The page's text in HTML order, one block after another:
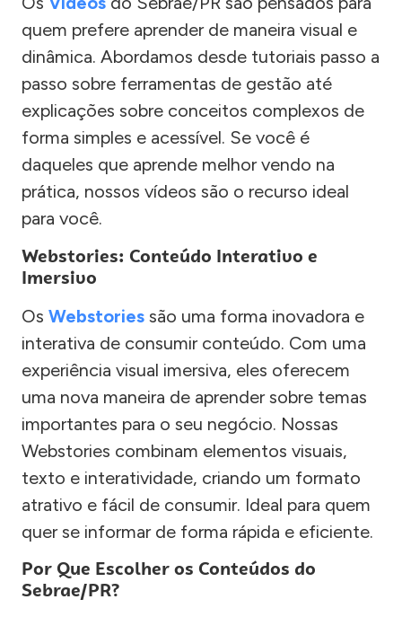
quem prefere aprender de maneira visual e
dinâmica. Abordamos desde tutoriais passo a
passo sobre ferramentas de gestão até
explicações sobre conceitos complexos de
forma simples e acessível. Se você é
daqueles que aprende melhor vendo na
prática, nossos vídeos são o recurso ideal
para você.
Webstories: Conteúdo Interativo e
Imersivo
Os Webstories são uma forma inovadora e
interativa de consumir conteúdo. Com uma
experiência visual imersiva, eles oferecem
uma nova maneira de aprender sobre temas
importantes para o seu negócio. Nossas
Webstories combinam elementos visuais,
texto e interatividade, criando um formato
atrativo e fácil de consumir. Ideal para quem
quer se informar de forma rápida e eficiente.
Por Que Escolher os Conteúdos do
Sebrae/PR?